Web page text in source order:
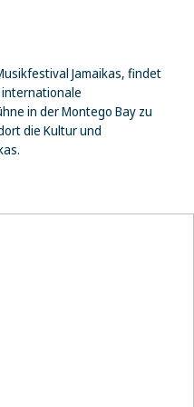
Jamaikas, findet
internationale
in der Montego Bay zu
die Kultur und